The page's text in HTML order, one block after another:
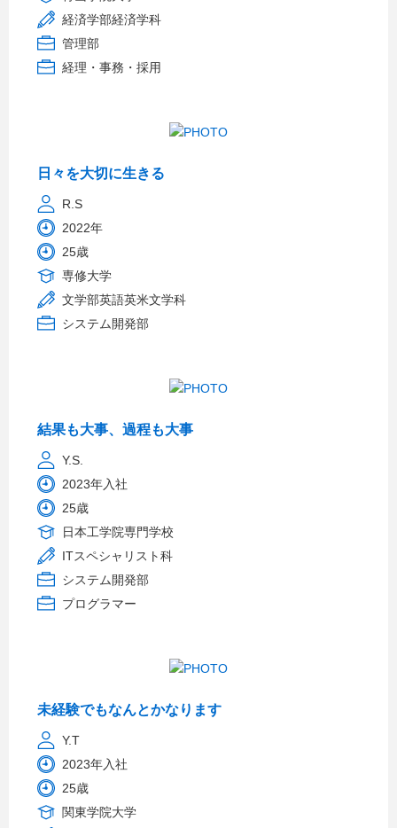
経済学部経済学科
管理部
経理・事務・採用
日々を大切に生きる
R.S
2022年
25歳
専修大学
文学部英語英米文学科
システム開発部
結果も大事、過程も大事
Y.S.
2023年入社
25歳
日本工学院専門学校
ITスペシャリスト科
システム開発部
プログラマー
未経験でもなんとかなります
Y.T
2023年入社
25歳
関東学院大学